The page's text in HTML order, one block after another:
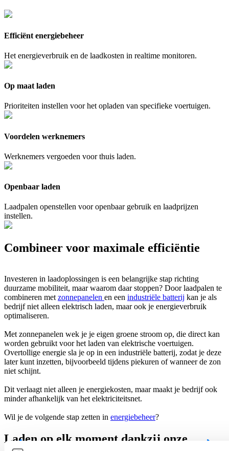
Efficiënt energiebeheer
Het energieverbruik en de laadkosten in realtime monitoren.
Op maat laden
Prioriteiten instellen voor het opladen van specifieke voertuigen.
Voordelen werknemers
Werknemers vergoeden voor thuis laden.
Openbaar laden
Laadpalen openstellen voor openbaar gebruik en laadprijzen
instellen.
Combineer voor maximale efficiëntie
Investeren in laadoplossingen is een belangrijke stap richting
duurzame mobiliteit, maar waarom daar stoppen? Door laadpalen te
combineren met zonnepanelen en een industriële batterij kan je als
bedrijf niet alleen elektrisch laden, maar ook je energieverbruik
optimaliseren.
Met zonnepanelen wek je je eigen groene stroom op, die direct kan
worden gebruikt voor het laden van elektrische voertuigen.
Overtollige energie sla je op in een industriële batterij, zodat je deze
later kunt inzetten, bijvoorbeeld tijdens piekuren of wanneer de zon
niet schijnt.
Dit verlaagt niet alleen je energiekosten, maar maakt je bedrijf ook
minder afhankelijk van het elektriciteitsnet.
Wil je de volgende stap zetten in energiebeheer?
Laden op elk moment dankzij onze